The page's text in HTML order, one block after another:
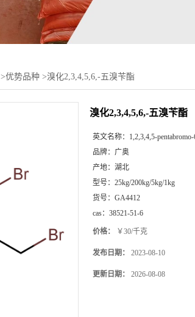
>优势品种 >溴化2,3,4,5,6,-五溴苄酯
溴化2,3,4,5,6,-五溴苄酯
英文名称： 1,2,3,4,5-
品牌： 广奥
产地： 湖北
型号： 25kg/200kg/5kg/1kg
货号： GA4412
cas： 38521-51-6
价格： ￥30/千克
发布日期： 2023-08-10
更新日期： 2026-08-08